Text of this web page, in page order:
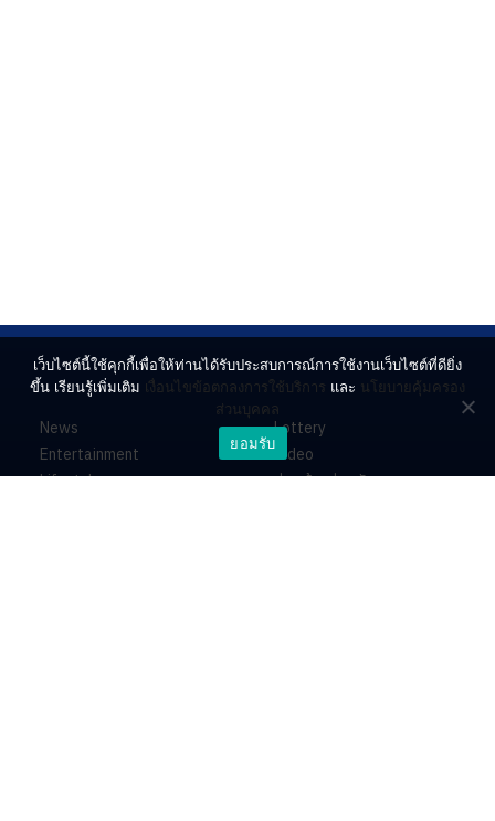
News
Entertainment
Lifestyle
Lottery
Video
ร่วมด้วยช่วยกัน
เว็บไซต์นี้ใช้คุกกี้เพื่อให้ท่านได้รับประสบการณ์การใช้งานเว็บไซต์ที่ดียิ่ง
ขึ้น เรียนรู้เพิ่มเติม เงื่อนไขข้อตกลงการใช้บริการ และ นโยบายคุ้มครอง
ส่วนบุคคล
ยอมรับ